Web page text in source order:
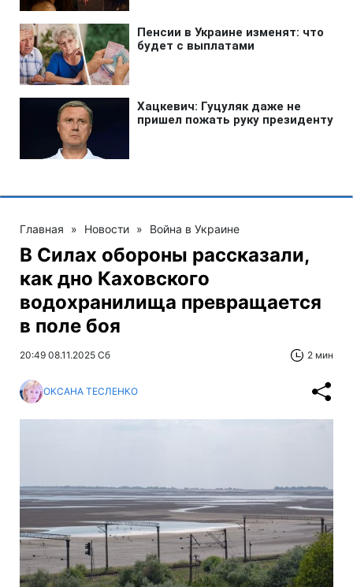
Главная » Новости » Война в Украине
В Силах обороны рассказали,
как дно Каховского
водохранилища превращается
в поле боя
20:49 08.11.2025 Сб 2 мин
ОКСАНА ТЕСЛЕНКО